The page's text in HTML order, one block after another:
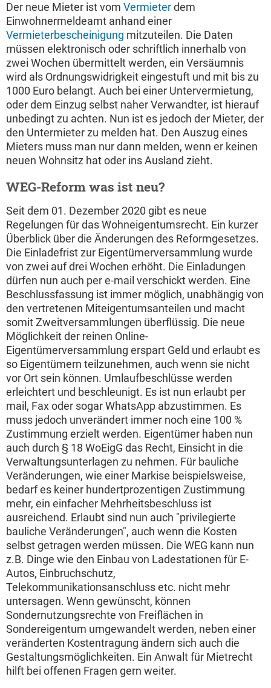
Der neue Mieter ist vom Vermieterdem
Einwohnermeldeamt anhand einer
Vermieterbescheinigung mitzuteilen. Die Daten
müssen elektronisch oder schriftlich innerhalb von
zwei Wochen übermittelt werden, ein Versäumnis
wird als Ordnungswidrigkeit eingestuft und mit bis zu
1000 Euro belangt. Auch bei einer Untervermietung,
oder dem Einzug selbst naher Verwandter, ist hierauf
unbedingt zu achten. Nun ist es jedoch der Mieter, der
den Untermieter zu melden hat. Den Auszug eines
Mieters muss man nur dann melden, wenn er keinen
neuen Wohnsitz hat oder ins Ausland zieht.
WEG-Reform was ist neu?
Seit dem 01. Dezember 2020 gibt es neue
Regelungen für das Wohneigentumsrecht. Ein kurzer
Überblick über die Änderungen des Reformgesetzes.
Die Einladefrist zur Eigentümerversammlung wurde
von zwei auf drei Wochen erhöht. Die Einladungen
dürfen nun auch per e-mail verschickt werden. Eine
Beschlussfassung ist immer möglich, unabhängig von
den vertretenen Miteigentumsanteilen und macht
somit Zweitversammlungen überflüssig. Die neue
Möglichkeit der reinen Online-
Eigentümerversammlung erspart Geld und erlaubt es
so Eigentümern teilzunehmen, auch wenn sie nicht
vor Ort sein können. Umlaufbeschlüsse werden
erleichtert und beschleunigt. Es ist nun erlaubt per
mail, Fax oder sogar WhatsApp abzustimmen. Es
muss jedoch unverändert immer noch eine 100 %
Zustimmung erzielt werden. Eigentümer haben nun
auch durch § 18 WoEigG das Recht, Einsicht in die
Verwaltungsunterlagen zu nehmen. Für bauliche
Veränderungen, wie einer Markise beispielsweise,
bedarf es keiner hundertprozentigen Zustimmung
mehr, ein einfacher Mehrheitsbeschluss ist
ausreichend. Erlaubt sind nun auch "privilegierte
bauliche Veränderungen", auch wenn die Kosten
selbst getragen werden müssen. Die WEG kann nun
z.B. Dinge wie den Einbau von Ladestationen für E-
Autos, Einbruchschutz,
Telekommunikationsanschluss etc. nicht mehr
untersagen. Wenn gewünscht, können
Sondernutzungsrechte von Freiflächen in
Sondereigentum umgewandelt werden, neben einer
veränderten Kostentragung ändern sich auch die
Gestaltungsmöglichkeiten. Ein Anwalt für Mietrecht
hilft bei offenen Fragen gern weiter.